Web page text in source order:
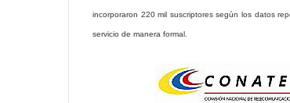
incorporaron 220 mil suscriptores según los datos
servicio de manera formal.